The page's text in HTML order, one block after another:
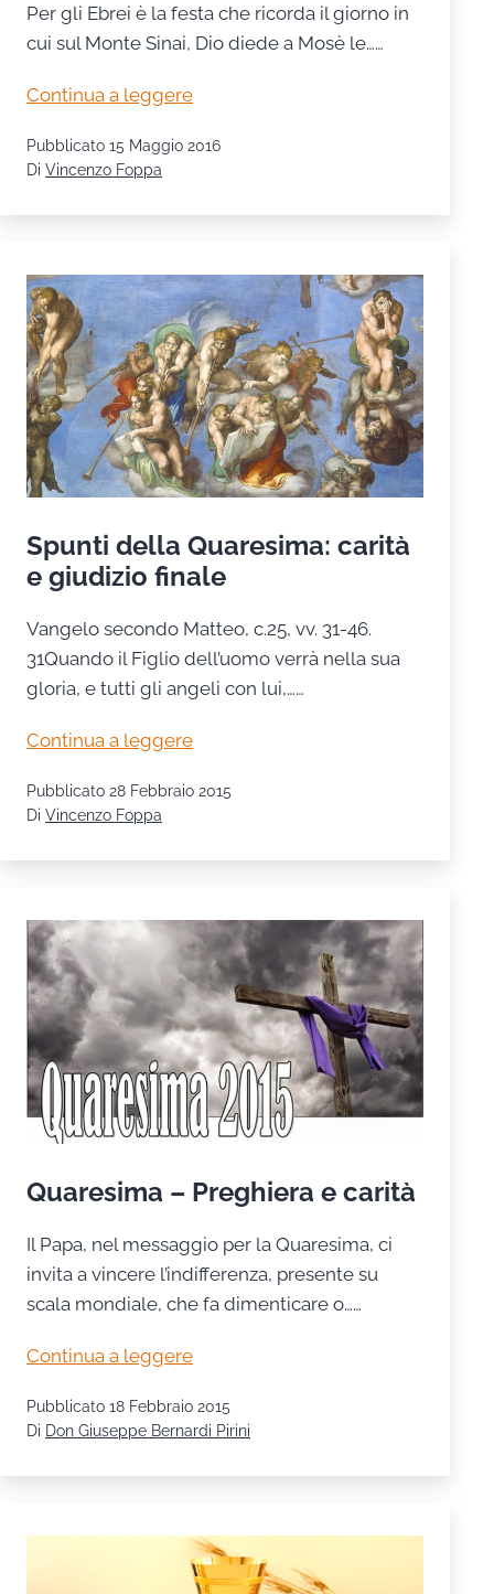
Per gli Ebrei è la festa che ricorda il giorno in
cui sul Monte Sinai, Dio diede a Mosè le……
Continua a leggerePentecoste:
e
Pubblicato 15 Maggio 2016
Di Vincenzo Foppa
Spunti della Quaresima: carità
e giudizio finale
Vangelo secondo Matteo, c.25, vv. 31-46.
31Quando il Figlio dell’uomo verrà nella sua
gloria, e tutti gli angeli con lui,……
Continua a leggereSpunti
Quaresima:
e
finale
Pubblicato 28 Febbraio 2015
Di Vincenzo Foppa
Quaresima – Preghiera e carità
Il Papa, nel messaggio per la Quaresima, ci
invita a vincere l’indifferenza, presente su
scala mondiale, che fa dimenticare o……
Continua a leggereQuaresima
Preghiera
e
carità
Pubblicato 18 Febbraio 2015
Di Don Giuseppe Bernardi Pirini